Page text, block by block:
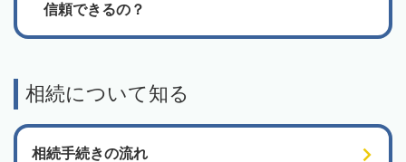
信頼できるの？
相続について知る
相続手続きの流れ